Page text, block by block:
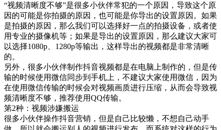
“视频清晰度不够”是很多小伙伴常犯的一个原因，导致这个原
因的可能是你拍摄的原因，也可能是你导出的设置原因。如果
是拍摄的原因，那么我们可以选择好一点的拍摄设备，或者使
用专业的摄像机等；如果是导出的设置原因，那么建议大家可
以选择1080p、1280p等输出，这样导出的视频都是非常清晰
的。
另外，很多小伙伴制作抖音视频都是在电脑上制作的，但是传
输的时候使用微信同步到手机上，不建议大家使用微信，因为
在使用微信传输的时候会对视频画质进行压缩，从而会导致视
频清晰度不够，推荐使用QQ传输。
第2种：视频涉嫌搬运
很多小伙伴操作抖音营销，但是自己比较懒，不想自己动手